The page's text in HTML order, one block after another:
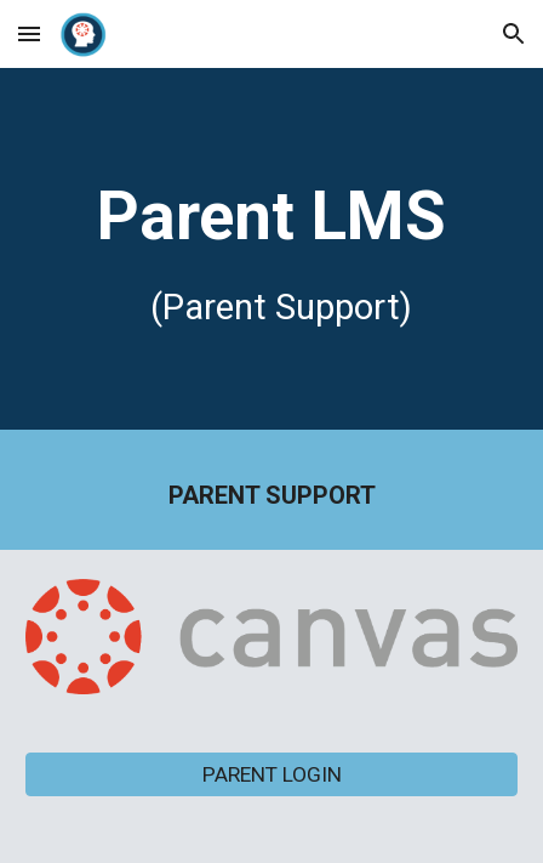
Skip to main content Skip to navigation
Parent LMS
(Parent Support)
PARENT SUPPORT
PARENT LOGIN